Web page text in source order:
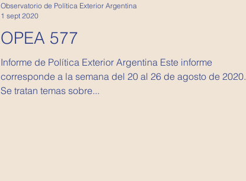
OPEA 577
Informe de Política Exterior Argentina Este informe
corresponde a la semana del 20 al 26 de agosto de 2020.
Se tratan temas sobre...
Observatorio de Política Exterior Argentina
1 sept 2020